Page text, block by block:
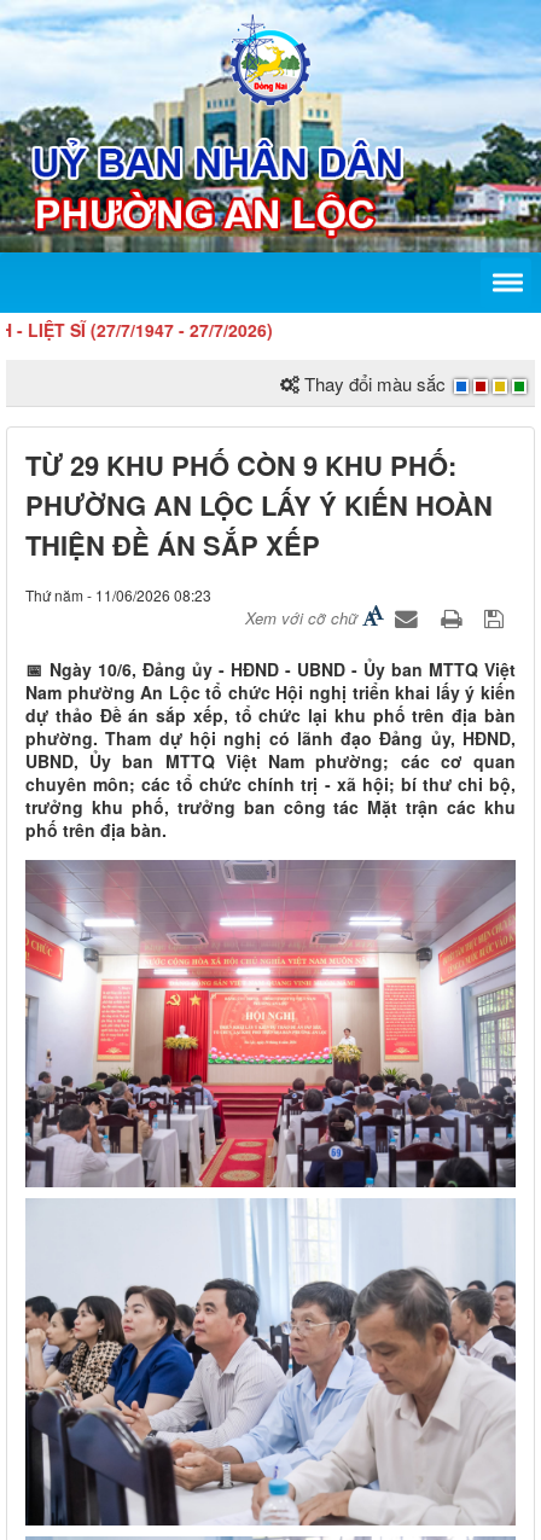
- 27/7/2026)
Thay đổi màu sắc
TỪ 29 KHU PHỐ CÒN 9 KHU PHỐ:
PHƯỜNG AN LỘC LẤY Ý KIẾN HOÀN
THIỆN ĐỀ ÁN SẮP XẾP
Thứ năm - 11/06/2026 08:23
Xem với cỡ chữ
📅 Ngày 10/6, Đảng ủy - HĐND - UBND - Ủy ban MTTQ Việt
Nam phường An Lộc tổ chức Hội nghị triển khai lấy ý kiến
dự thảo Đề án sắp xếp, tổ chức lại khu phố trên địa bàn
phường. Tham dự hội nghị có lãnh đạo Đảng ủy, HĐND,
UBND, Ủy ban MTTQ Việt Nam phường; các cơ quan
chuyên môn; các tổ chức chính trị - xã hội; bí thư chi bộ,
trưởng khu phố, trưởng ban công tác Mặt trận các khu
phố trên địa bàn.